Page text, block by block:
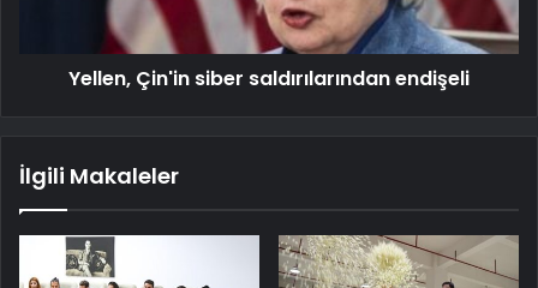
Yellen, Çin'in siber saldırılarından endişeli
İlgili Makaleler